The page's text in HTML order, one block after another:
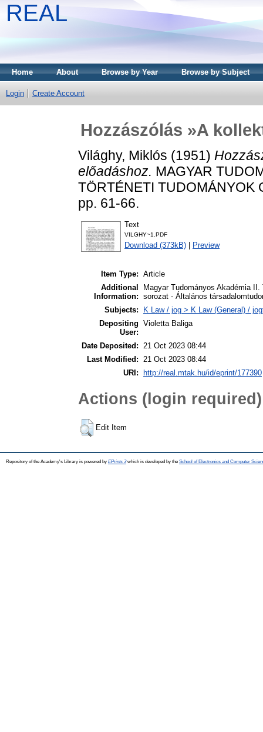
REAL
Home About Browse by Year Browse by Subject
Login Create Account
Hozzászólás »A
Világhy, Miklós (1951)
előadáshoz. MAGYAR
TÖRTÉNETI TUDOMÁNYOK
pp. 61-66.
Text
VILGHY~1.PDF
Download (373kB) Preview
Item Type: Article
Additional
Information:
Magyar Tudományos Akadémia
sorozat - Általános
Subjects:
K Law / jog > K Law (General) /
Depositing
User:
Violetta Baliga
Date Deposited: 21 Oct 2023 08:44
Last Modified: 21 Oct 2023 08:44
URI:
http://real.mtak.hu/id/eprint/177390
Actions (login required)
Edit Item
Repository of the Academy's Library is powered by EPrints 3which is developed by the School of Electronics and Computer